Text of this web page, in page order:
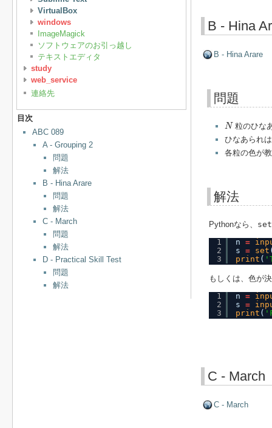
VirtualBox
windows
ImageMagick
ソフトウェアのお引っ越し
テキストエディタ
study
web_service
連絡先
目次
ABC 089
A - Grouping 2
問題
解法
B - Hina Arare
問題
解法
C - March
問題
解法
D - Practical Skill Test
問題
解法
B - Hina
B - Hina Arare
問題
N
N粒のひな
ひなあられ
各粒の色が
解法
Pythonなら、
1
2
3
n =
s = set
print (
もしくは、色が
1
2
3
n =
s =
print (
C - March
C - March